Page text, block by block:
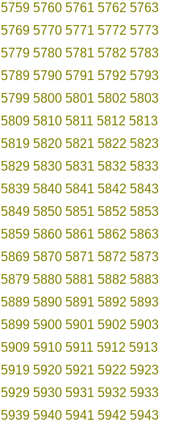
5759 5760 5761 5762 5763
5769 5770 5771 5772 5773
5779 5780 5781 5782 5783
5789 5790 5791 5792 5793
5799 5800 5801 5802 5803
5809 5810 5811 5812 5813
5819 5820 5821 5822 5823
5829 5830 5831 5832 5833
5839 5840 5841 5842 5843
5849 5850 5851 5852 5853
5859 5860 5861 5862 5863
5869 5870 5871 5872 5873
5879 5880 5881 5882 5883
5889 5890 5891 5892 5893
5899 5900 5901 5902 5903
5909 5910 5911 5912 5913
5919 5920 5921 5922 5923
5929 5930 5931 5932 5933
5939 5940 5941 5942 5943